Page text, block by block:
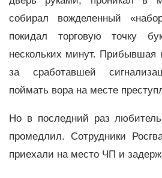
собирал вожделенный
покидал торговую точку
нескольких минут. Прибывшая
за сработавшей
поймать вора на месте
Но в последний раз
промедлил. Сотрудники
приехали на место ЧП и